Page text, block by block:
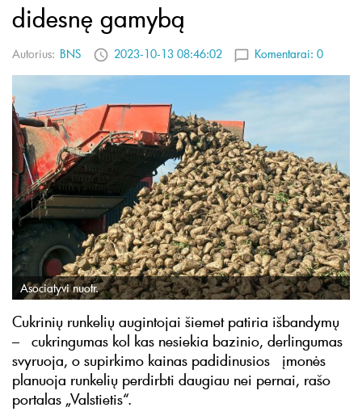
didesnę gamybą
Autorius: BNS 2023-10-13 08:46:02 Komentarai: 0
Asociatyvi nuotr.
Cukrinių runkelių augintojai šiemet patiria išbandymų
– cukringumas kol kas nesiekia bazinio, derlingumas
svyruoja, o supirkimo kainas padidinusios įmonės
planuoja runkelių perdirbti daugiau nei pernai, rašo
portalas „Valstietis“.